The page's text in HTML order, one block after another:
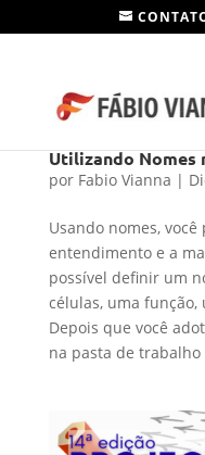
Utilizando Nomes
por Fabio Vianna |
Usando nomes,
entendimento e a
possível definir um
células, uma
Depois que você
na pasta de trabalho